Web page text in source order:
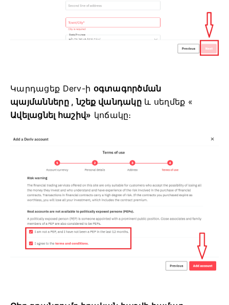
Կարդացեք Derv-ի օգտագործման
պայմանները , նշեք վանդակը և սեղմեք «
Ավելացնել հաշիվ» կոճակը։